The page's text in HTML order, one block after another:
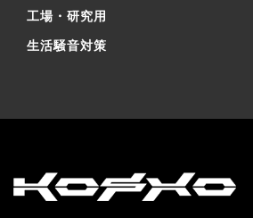
工場・研究用
生活騒音対策